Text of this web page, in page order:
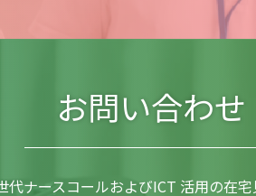
お問い合わせ
代ナースコールおよびICT 活用の在